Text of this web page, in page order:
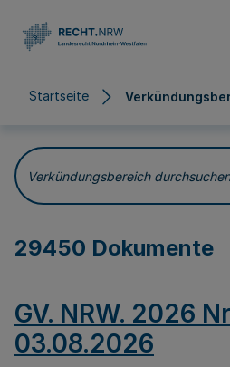
Startseite
Verkündungsbereich durchsuchen
29450 Dokumente
GV. NRW. 2026
03.08.2026